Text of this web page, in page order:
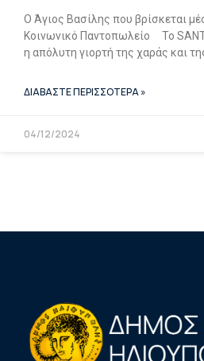
Ο Άγιος Βασίλης που βρίσκεται
Κοινωνικό Παντοπωλείο Το
η απόλυτη γιορτή της χαράς και
ΔΙΑΒΑΣΤΕ ΠΕΡΙΣΣΟΤΕΡΑ »
04/12/2024